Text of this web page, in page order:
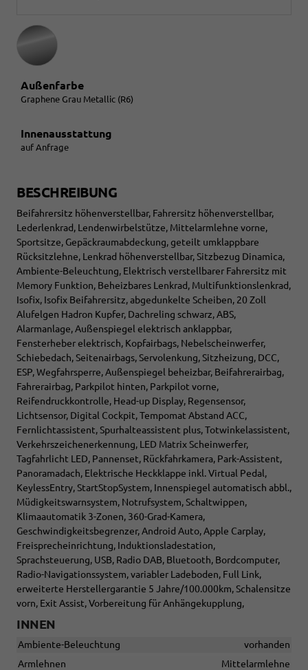
Außenfarbe
Graphene Grau Metallic (R6)
Innenausstattung
auf Anfrage
BESCHREIBUNG
Beifahrersitz höhenverstellbar, Fahrersitz höhenverstellbar,
Lederlenkrad, Lendenwirbelstütze, Mittelarmlehne vorne,
Sportsitze, Gepäckraumabdeckung, geteilt umklappbare
Rücksitzlehne, Lenkrad höhenverstellbar, Sitzbezug Dinamica,
Ambiente-Beleuchtung, Elektrisch verstellbarer Fahrersitz mit
Memory Funktion, Beheizbares Lenkrad, Multifunktionslenkrad,
Isofix, Isofix Beifahrersitz, abgedunkelte Scheiben, 20 Zoll
Alufelgen Hadron Kupfer, Dachreling schwarz, ABS,
Alarmanlage, Außenspiegel elektrisch anklappbar,
Fensterheber elektrisch, Kopfairbags, Nebelscheinwerfer,
Schiebedach, Seitenairbags, Servolenkung, Sitzheizung, DCC,
ESP, Wegfahrsperre, Außenspiegel beheizbar, Beifahrerairbag,
Fahrerairbag, Parkpilot hinten, Parkpilot vorne,
Reifendruckkontrolle, Head-up Display, Regensensor,
Lichtsensor, Digital Cockpit, Tempomat Abstand ACC,
Fernlichtassistent, Spurhalteassistent plus, Totwinkelassistent,
Verkehrszeichenerkennung, LED Matrix Scheinwerfer,
Tagfahrlicht LED, Pannenset, Rückfahrkamera, Park-Assistent,
Panoramadach, Elektrische Heckklappe inkl. Virtual Pedal,
KeylessEntry, StartStopSystem, Innenspiegel automatisch abbl.,
Müdigkeitswarnsystem, Notrufsystem, Schaltwippen,
Klimaautomatik 3-Zonen, 360-Grad-Kamera,
Geschwindigkeitsbegrenzer, Android Auto, Apple Carplay,
Freisprecheinrichtung, Induktionsladestation,
Sprachsteuerung, USB, Radio DAB, Bluetooth, Bordcomputer,
Radio-Navigationssystem, variabler Ladeboden, Full Link,
erweiterte Herstellergarantie 5 Jahre/100.000km, Schalensitze
vorn, Exit Assist, Vorbereitung für Anhängekupplung,
INNEN
Ambiente-Beleuchtung
vorhanden
Armlehnen
Mittelarmlehne